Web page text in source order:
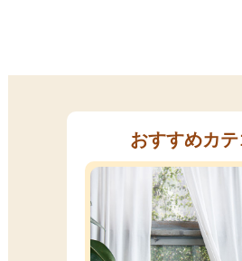
おすすめカテ